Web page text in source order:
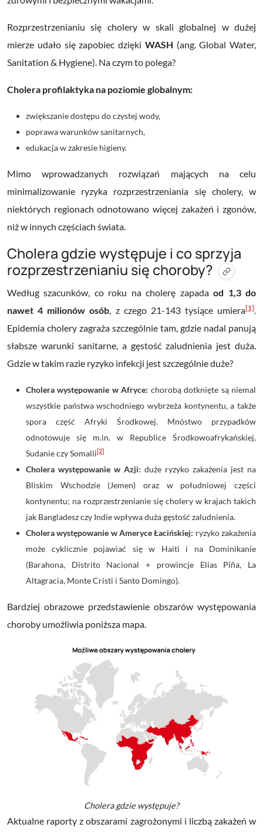
Rozprzestrzenianiu się cholery w skali globalnej w dużej
mierze udało się zapobiec dzięki WASH (ang. Global Water,
Sanitation & Hygiene). Na czym to polega?
Cholera profilaktyka na poziomie globalnym:
zwiększanie dostępu do czystej wody,
poprawa warunków sanitarnych,
edukacja w zakresie higieny.
Mimo wprowadzanych rozwiązań mających na celu
minimalizowanie ryzyka rozprzestrzeniania się cholery, w
niektórych regionach odnotowano więcej zakażeń i zgonów,
niż w innych częściach świata.
Cholera gdzie występuje i co sprzyja
rozprzestrzenianiu się choroby?
Według szacunków, co roku na cholerę zapadaod 1,3 do
nawet 4 milionów osób, z czego 21-143 tysiące umiera[1].
Epidemia cholery zagraża szczególnie tam, gdzie nadal panują
słabsze warunki sanitarne, a gęstość zaludnienia jest duża.
Gdzie w takim razie ryzyko infekcji jest szczególnie duże?
Cholera występowanie w Afryce: chorobą dotknięte są niemal
wszystkie państwa wschodniego wybrzeża kontynentu, a także
spora część Afryki Środkowej. Mnóstwo przypadków
odnotowuje się m.in. w Republice Środkowoafrykańskiej,
Sudanie czy Somalii[2]
Cholera występowanie w Azji: duże ryzyko zakażenia jest na
Bliskim Wschodzie (Jemen) oraz w południowej części
kontynentu; na rozprzestrzenianie się cholery w krajach takich
jak Bangladesz czy Indie wpływa duża gęstość zaludnienia.
Cholera występowanie w Ameryce Łacińskiej: ryzyko zakażenia
może cyklicznie pojawiać się w Haiti i na Dominikanie
(Barahona, Distrito Nacional + prowincje Elías Piña, La
Altagracia, Monte Cristi i Santo Domingo).
Bardziej obrazowe przedstawienie obszarów występowania
choroby umożliwia poniższa mapa.
Cholera gdzie występuje?
Aktualne raporty z obszarami zagrożonymi i liczbą zakażeń w